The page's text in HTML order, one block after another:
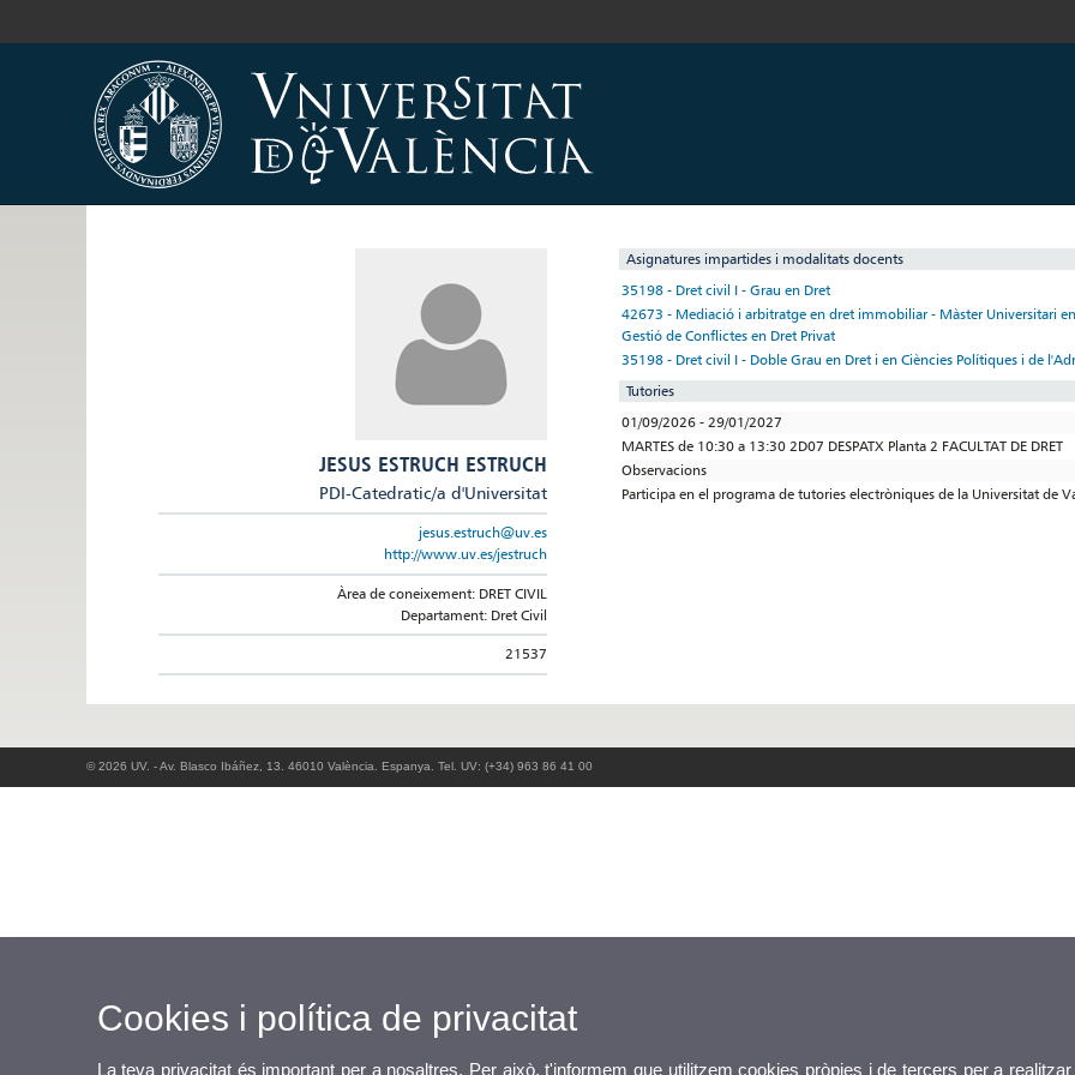
JESUS ESTRUCH ESTRUCH
PDI-Catedratic/a d'Universitat
jesus.estruch@uv.es
http://www.uv.es/jestruch
Àrea de coneixement: DRET CIVIL
Departament: Dret Civil
21537
Asignatures impartides i modalitats docents
35198 - Dret civil I - Grau en Dret
42673 - Mediació i arbitratge en dret immobiliar - Màster Universitari
Gestió de Conflictes en Dret Privat
35198 - Dret civil I - Doble Grau en Dret i en Ciències Polítiques i de
Tutories
01/09/2026 - 29/01/2027
MARTES de 10:30 a 13:30 2D07 DESPATX Planta 2 FACULTAT DE DRET
Observacions
Participa en el programa de tutories electròniques de la Universitat de
© 2026 UV. - Av. Blasco Ibáñez, 13. 46010 València. Espanya. Tel. UV: (+34) 963 86 41 00
Cookies i política de privacitat
La teva privacitat és important per a nosaltres. Per això, t'informem que utilitzem cookies pròpies i de tercers per a realitzar